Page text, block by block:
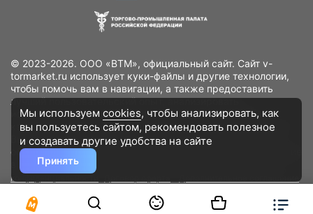
© 2023-2026. ООО «ВТМ», официальный сайт. Сайт v-
tormarket.ru использует куки-файлы и другие технологии,
чтобы помочь вам в навигации, а также предоставить
лучший пользовательский опыт, анализировать
использование наших продуктов и услуг, повысить
качество рекламных и маркетинговых активностей. Если
Вы не хотите, чтобы Ваши пользовательские данные
обрабатывались, пожалуйста, ограничьте их использование
в своём браузере.
конфиденциальности
Разработано DST Global
Мы используем cookies, чтобы анализировать, как
вы пользуетесь сайтом, рекомендовать полезное
и создавать другие удобства на сайте
Принять